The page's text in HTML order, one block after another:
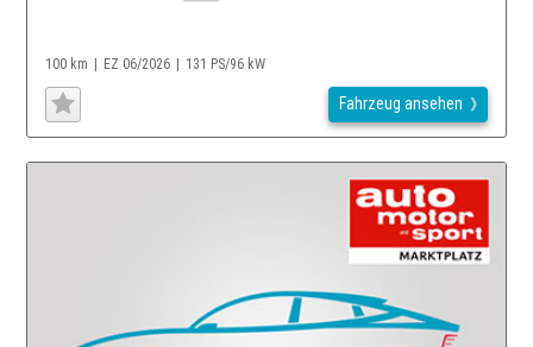
100 km EZ 06/2026 131 PS/96 kW
Fahrzeug ansehen